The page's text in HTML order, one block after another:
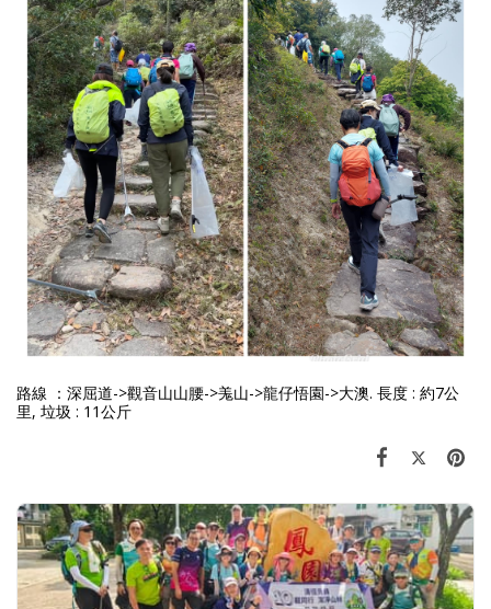
路線 ：深屈道->觀音山山腰->羗山->龍仔悟園->大澳. 長度 : 約7公
里, 垃圾 : 11公斤